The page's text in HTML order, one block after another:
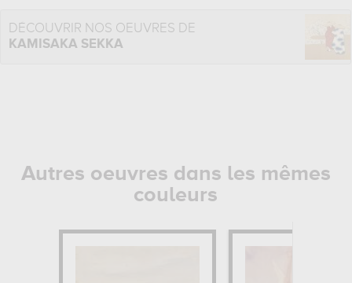
DÉCOUVRIR NOS OEUVRES DE
KAMISAKA SEKKA
Autres oeuvres dans les mêmes
couleurs